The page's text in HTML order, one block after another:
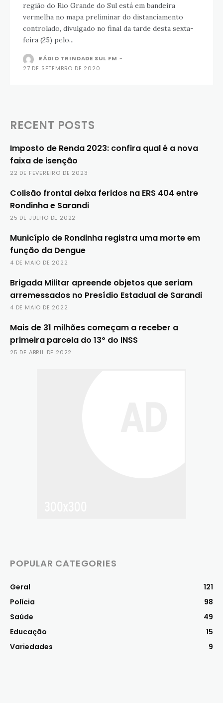
região do Rio Grande do Sul está em bandeira
vermelha no mapa preliminar do distanciamento
controlado, divulgado no final da tarde desta sexta-
feira (25) pelo...
RÁDIO TRINDADE SUL FM -
27 DE SETEMBRO DE 2020
RECENT POSTS
Imposto de Renda 2023: confira qual é a nova
faixa de isenção
22 DE FEVEREIRO DE 2023
Colisão frontal deixa feridos na ERS 404 entre
Rondinha e Sarandi
25 DE JULHO DE 2022
Município de Rondinha registra uma morte em
função da Dengue
4 DE MAIO DE 2022
Brigada Militar apreende objetos que seriam
arremessados no Presídio Estadual de Sarandi
4 DE MAIO DE 2022
Mais de 31 milhões começam a receber a
primeira parcela do 13º do INSS
25 DE ABRIL DE 2022
POPULAR CATEGORIES
Geral
121
Polícia
98
Saúde
49
Educação
15
Variedades
9